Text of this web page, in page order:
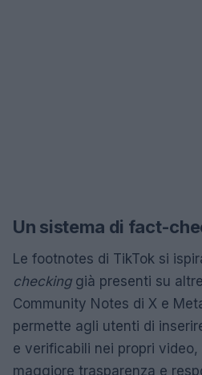
Un sistema di fact-
Le footnotes di TikTok si
checkinggià presenti su
Community Notes di X e
permette agli utenti di
e verificabili nei propri
maggiore trasparenza e